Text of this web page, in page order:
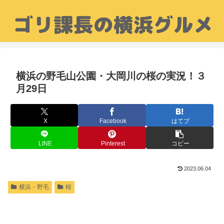
横浜の野毛山公園・大岡川の桜の実況！３
月29日
X Facebook はてブ
LINE Pinterest コピー
2023.06.04
横浜・野毛 桜